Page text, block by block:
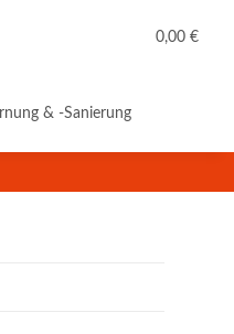
0,00 €
& -Sanierung